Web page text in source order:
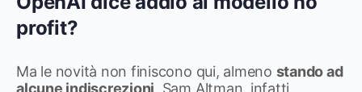
profit?
Ma le novità non finiscono qui, almeno stando ad
alcune indiscrezioni . Sam Altman, infatti,